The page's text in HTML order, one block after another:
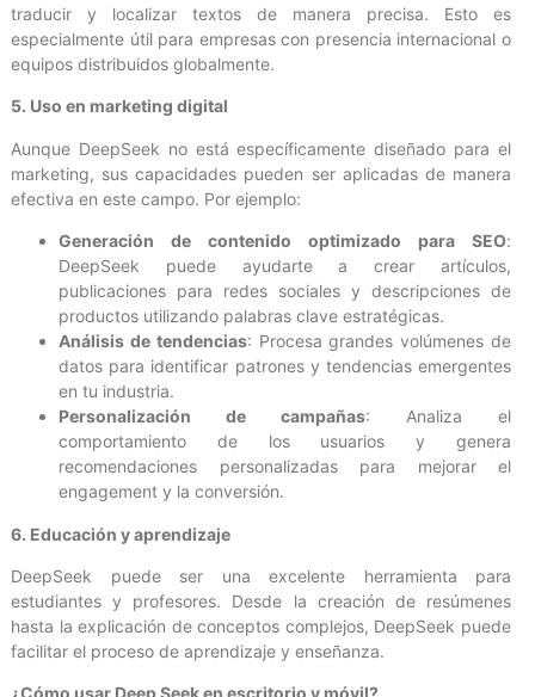
traducir y localizar textos de manera precisa. Esto es
especialmente útil para empresas con presencia internacional o
equipos distribuidos globalmente.
5. Uso en marketing digital
Aunque DeepSeek no está específicamente diseñado para el
marketing, sus capacidades pueden ser aplicadas de manera
efectiva en este campo. Por ejemplo:
Generación de contenido optimizado para SEO:
DeepSeek puede ayudarte a crear artículos,
publicaciones para redes sociales y descripciones de
productos utilizando palabras clave estratégicas.
Análisis de tendencias: Procesa grandes volúmenes de
datos para identificar patrones y tendencias emergentes
en tu industria.
Personalización de campañas: Analiza el
comportamiento de los usuarios y genera
recomendaciones personalizadas para mejorar el
engagement y la conversión.
6. Educación y aprendizaje
DeepSeek puede ser una excelente herramienta para
estudiantes y profesores. Desde la creación de resúmenes
hasta la explicación de conceptos complejos, DeepSeek puede
facilitar el proceso de aprendizaje y enseñanza.